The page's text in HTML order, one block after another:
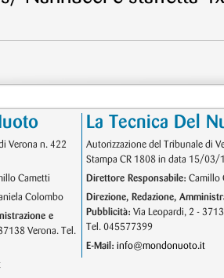
Verona n. 422
Cametti
Colombo
e
Verona. Tel.
La Tecnica Del
Autorizzazione del Tribunale di
Stampa CR 1808 in data 15/03/
Direttore Responsabile: Camillo
Direzione, Redazione,
Pubblicità: Via Leopardi, 2 -
Tel. 045577399
E-Mail: info@mondonuoto.it